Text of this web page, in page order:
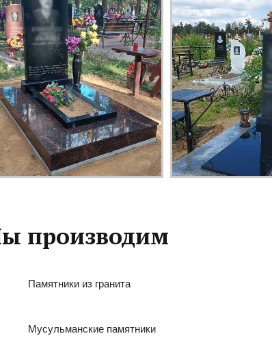
производим
Памятники из гранита
Мусульманские памятники